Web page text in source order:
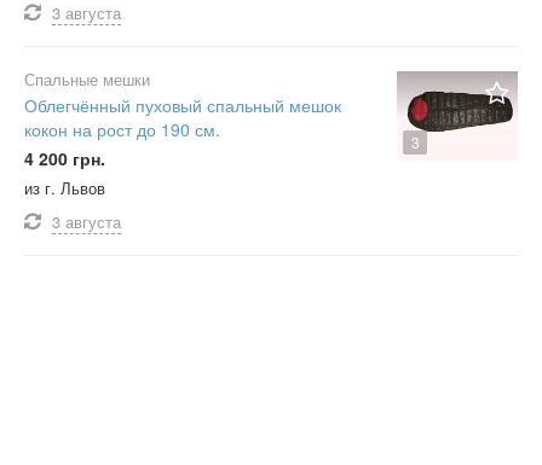
3 августа
3
Спальные мешки
Облегчённый пуховый спальный мешок
кокон на рост до 190 см.
4 200 грн.
из г. Львов
3 августа